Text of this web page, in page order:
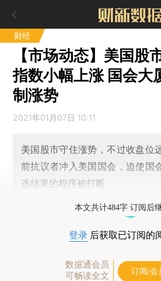
财经
【市场动态】美国
指数小幅上涨 国会大
制涨势
2021年01月07日 10:11
美国股市守住涨势，不过收盘位
前抗议者冲入美国国会，迫使国
选结果的程序被打断
本文共计484字 订阅后
登录 后获取已订阅的
数据通会员
可畅读全文
订阅/会